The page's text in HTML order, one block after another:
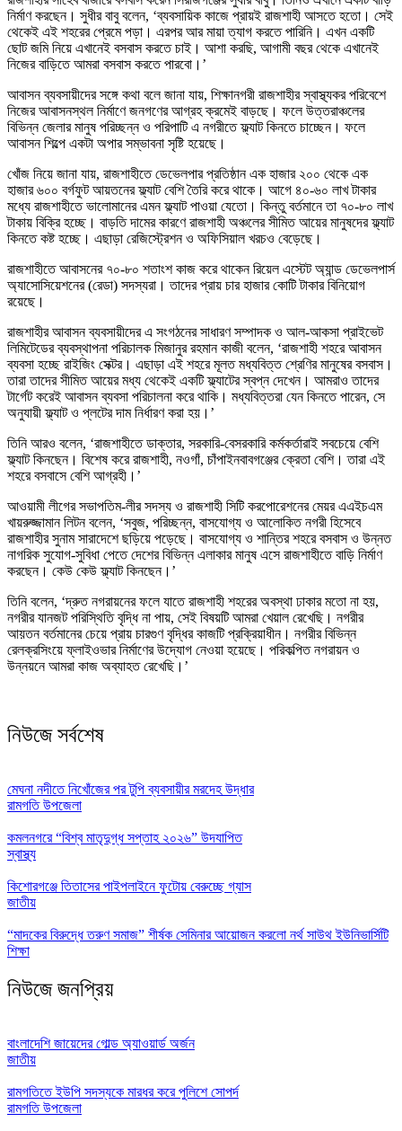
নির্মাণ করছেন। সুধীর বাবু বলেন, ‘ব্যবসায়িক কাজে প্রায়ই রাজশাহী আসতে হতো। সেই
থেকেই এই শহরের প্রেমে পড়া। এরপর আর মায়া ত্যাগ করতে পারিনি। এখন একটি
ছোট জমি নিয়ে এখানেই বসবাস করতে চাই। আশা করছি, আগামী বছর থেকে এখানেই
নিজের বাড়িতে আমরা বসবাস করতে পারবো।’
আবাসন ব্যবসায়ীদের সঙ্গে কথা বলে জানা যায়, শিক্ষানগরী রাজশাহীর স্বাস্থ্যকর পরিবেশে
নিজের আবাসনস্থল নির্মাণে জনগণের আগ্রহ ক্রমেই বাড়ছে। ফলে উত্তরাঞ্চলের
বিভিন্ন জেলার মানুষ পরিচ্ছন্ন ও পরিপাটি এ নগরীতে ফ্ল্যাট কিনতে চাচ্ছেন। ফলে
আবাসন শিল্পে একটা অপার সম্ভাবনা সৃষ্টি হয়েছে।
খোঁজ নিয়ে জানা যায়, রাজশাহীতে ডেভেলপার প্রতিষ্ঠান এক হাজার ২০০ থেকে এক
হাজার ৬০০ বর্গফুট আয়তনের ফ্ল্যাট বেশি তৈরি করে থাকে। আগে ৪০-৬০ লাখ টাকার
মধ্যে রাজশাহীতে ভালোমানের এমন ফ্ল্যাট পাওয়া যেতো। কিন্তু বর্তমানে তা ৭০-৮০ লাখ
টাকায় বিক্রি হচ্ছে। বাড়তি দামের কারণে রাজশাহী অঞ্চলের সীমিত আয়ের মানুষদের ফ্ল্যাট
কিনতে কষ্ট হচ্ছে। এছাড়া রেজিস্ট্রেশন ও অফিসিয়াল খরচও বেড়েছে।
রাজশাহীতে আবাসনের ৭০-৮০ শতাংশ কাজ করে থাকেন রিয়েল এস্টেট অ্যান্ড ডেভেলপার্স
অ্যাসোসিয়েশনের (রেডা) সদস্যরা। তাদের প্রায় চার হাজার কোটি টাকার বিনিয়োগ
রয়েছে।
রাজশাহীর আবাসন ব্যবসায়ীদের এ সংগঠনের সাধারণ সম্পাদক ও আল-আকসা প্রাইভেট
লিমিটেডের ব্যবস্থাপনা পরিচালক মিজানুর রহমান কাজী বলেন, ‘রাজশাহী শহরে আবাসন
ব্যবসা হচ্ছে রাইজিং সেক্টর। এছাড়া এই শহরে মূলত মধ্যবিত্ত শ্রেণির মানুষের বসবাস।
তারা তাদের সীমিত আয়ের মধ্য থেকেই একটি ফ্ল্যাটের স্বপ্ন দেখেন। আমরাও তাদের
টার্গেট করেই আবাসন ব্যবসা পরিচালনা করে থাকি। মধ্যবিত্তরা যেন কিনতে পারেন, সে
অনুযায়ী ফ্ল্যাট ও প্লটের দাম নির্ধারণ করা হয়।’
তিনি আরও বলেন, ‘রাজশাহীতে ডাক্তার, সরকারি-বেসরকারি কর্মকর্তারাই সবচেয়ে বেশি
ফ্ল্যাট কিনছেন। বিশেষ করে রাজশাহী, নওগাঁ, চাঁপাইনবাবগঞ্জের ক্রেতা বেশি। তারা এই
শহরে বসবাসে বেশি আগ্রহী।’
আওয়ামী লীগের সভাপতিম-লীর সদস্য ও রাজশাহী সিটি করপোরেশনের মেয়র এএইচএম
খায়রুজ্জামান লিটন বলেন, ‘সবুজ, পরিচ্ছন্ন, বাসযোগ্য ও আলোকিত নগরী হিসেবে
রাজশাহীর সুনাম সারাদেশে ছড়িয়ে পড়েছে। বাসযোগ্য ও শান্তির শহরে বসবাস ও উন্নত
নাগরিক সুযোগ-সুবিধা পেতে দেশের বিভিন্ন এলাকার মানুষ এসে রাজশাহীতে বাড়ি নির্মাণ
করছেন। কেউ কেউ ফ্ল্যাট কিনছেন।’
তিনি বলেন, ‘দ্রুত নগরায়নের ফলে যাতে রাজশাহী শহরের অবস্থা ঢাকার মতো না হয়,
নগরীর যানজট পরিস্থিতি বৃদ্ধি না পায়, সেই বিষয়টি আমরা খেয়াল রেখেছি। নগরীর
আয়তন বর্তমানের চেয়ে প্রায় চারগুণ বৃদ্ধির কাজটি প্রক্রিয়াধীন। নগরীর বিভিন্ন
রেলক্রসিংয়ে ফ্লাইওভার নির্মাণের উদ্যোগ নেওয়া হয়েছে। পরিকল্পিত নগরায়ন ও
উন্নয়নে আমরা কাজ অব্যাহত রেখেছি।’
নিউজে সর্বশেষ
মেঘনা নদীতে নিখোঁজের পর টুপি ব্যবসায়ীর মরদেহ উদ্ধার
রামগতি উপজেলা
কমলনগরে “বিশ্ব মাতৃদুগ্ধ সপ্তাহ ২০২৬” উদযাপিত
স্বাস্থ্য
কিশোরগঞ্জে তিতাসের পাইপলাইনে ফুটোয় বেরুচ্ছে গ্যাস
জাতীয়
“মাদকের বিরুদ্ধে তরুণ সমাজ” শীর্ষক সেমিনার আয়োজন করলো নর্থ সাউথ ইউনিভার্সিটি
শিক্ষা
নিউজে জনপ্রিয়
বাংলাদেশি জায়েদের গোল্ড অ্যাওয়ার্ড অর্জন
জাতীয়
রামগতিতে ইউপি সদস্যকে মারধর করে পুলিশে সোপর্দ
রামগতি উপজেলা